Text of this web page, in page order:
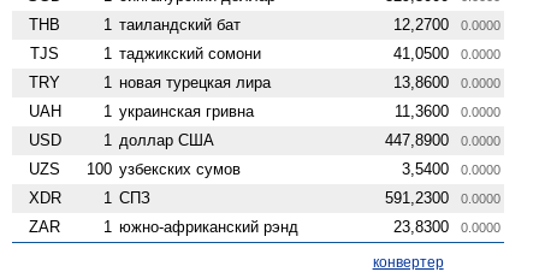
THB 1 таиландский бат 12,2700 0.0000
TJS 1 таджикский сомони 41,0500 0.0000
TRY 1 новая турецкая лира 13,8600 0.0000
UAH 1 украинская гривна 11,3600 0.0000
USD 1 доллар США 447,8900 0.0000
UZS 100 узбекских сумов 3,5400 0.0000
XDR 1 СПЗ 591,2300 0.0000
ZAR 1 южно-африканский рэнд 23,8300 0.0000
конвертер